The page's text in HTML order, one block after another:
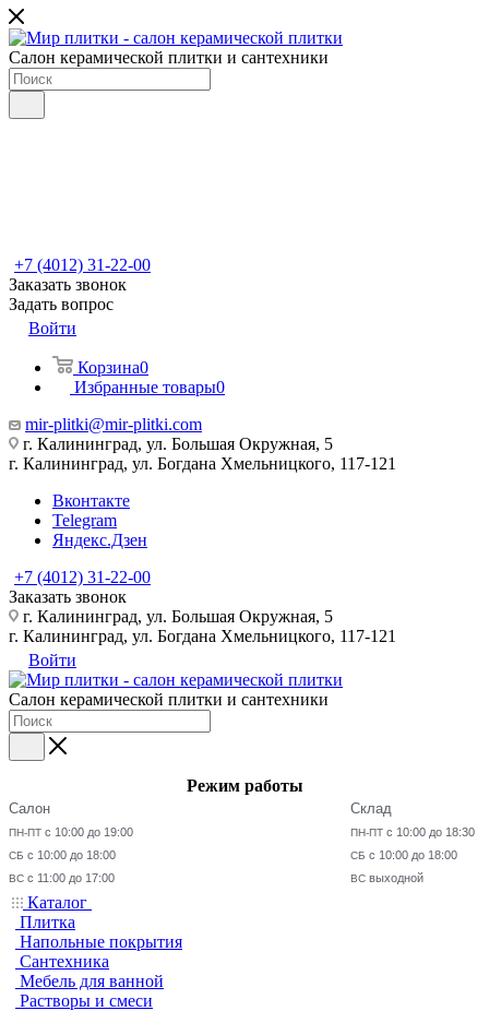
Салон керамической плитки и сантехники
+7 (4012) 31-22-00
Заказать звонок
Задать вопрос
Войти
Корзина0
Избранные товары0
mir-plitki@mir-plitki.com
г. Калининград, ул. Большая Окружная, 5
г. Калининград, ул. Богдана Хмельницкого, 117-121
Вконтакте
Telegram
Яндекс.Дзен
+7 (4012) 31-22-00
Заказать звонок
г. Калининград, ул. Большая Окружная, 5
г. Калининград, ул. Богдана Хмельницкого, 117-121
Войти
Салон керамической плитки и сантехники
Режим работы
Салон
ПН-ПТ с 10:00 до 19:00
СБ с 10:00 до 18:00
ВС с 11:00 до 17:00
Склад
ПН-ПТ с 10:00 до 18:30
СБ с 10:00 до 18:00
ВС выходной
Каталог
Плитка
Напольные покрытия
Сантехника
Мебель для ванной
Растворы и смеси